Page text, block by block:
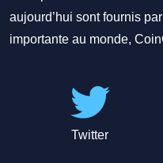
aujourd’hui sont fournis
importante au monde,
Twitter